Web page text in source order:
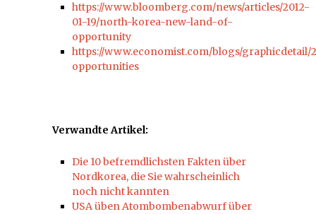
https://www.bloomberg.com/news/articles/2012-
01-19/north-korea-new-land-of-
opportunity
https://www.economist.com/blogs/graphicdetail/
opportunities
Verwandte Artikel:
Die 10 befremdlichsten Fakten über
Nordkorea, die Sie wahrscheinlich
noch nicht kannten
USA üben Atombombenabwurf über